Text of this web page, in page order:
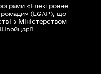
«Електронне
(EGAP), що
з Міністерством